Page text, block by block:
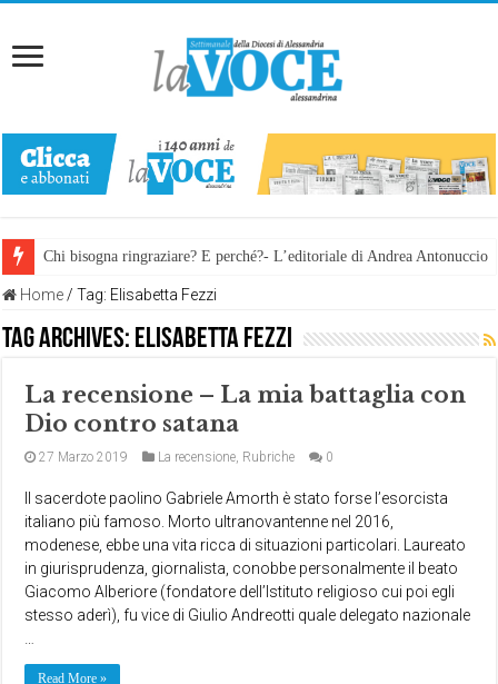
Chi bisogna ringraziare? E perché?- L’editoriale di Andrea Antonuccio
Home / Tag: Elisabetta Fezzi
Tag Archives: Elisabetta Fezzi
La recensione – La mia battaglia con
Dio contro satana
27 Marzo 2019 La recensione, Rubriche 0
Il sacerdote paolino Gabriele Amorth è stato forse l’esorcista
italiano più famoso. Morto ultranovantenne nel 2016,
modenese, ebbe una vita ricca di situazioni particolari. Laureato
in giurisprudenza, giornalista, conobbe personalmente il beato
Giacomo Alberiore (fondatore dell’Istituto religioso cui poi egli
stesso aderì), fu vice di Giulio Andreotti quale delegato nazionale
Read More »